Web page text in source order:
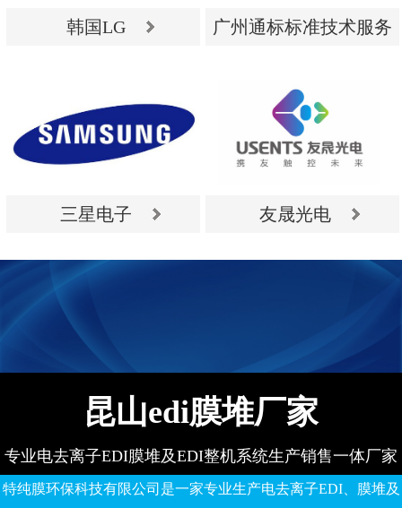
韩国LG
韩国LG
广州通标标准技术服务
广州通标标准技术服务
有限公司
三星电子 友晟光电
昆山edi膜堆厂家
专业电去离子EDI膜堆及EDI整机系统生产销售一体厂家
特纯膜环保科技有限公司是一家专业生产电去离子EDI、膜堆及